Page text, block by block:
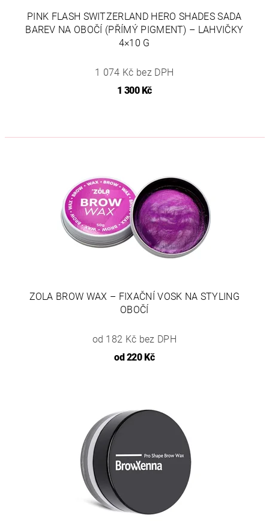
PINK FLASH SWITZERLAND HERO SHADES SADA
BAREV NA OBOČÍ (PŘÍMÝ PIGMENT) – LAHVIČKY
4×10 G
1 074 Kč bez DPH
1 300 Kč
ZOLA BROW WAX – FIXAČNÍ VOSK NA STYLING
OBOČÍ
od 182 Kč bez DPH
od 220 Kč